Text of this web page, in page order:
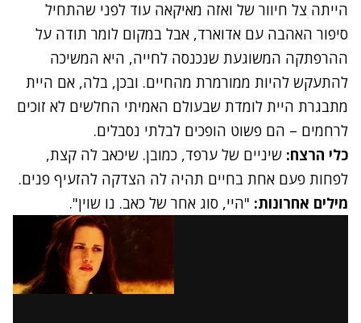
הייתה צל חיוור של ואזה מאיקאה עוד לפני שהתחיל
סיפור האהבה עם אדוארד, אבל במקום לומר תודה על
ההרפתקה המשוגעת שנכנסה לחייה, היא המשיכה
להתעקש להיות ממורמרת מהחיים. ובכן, בלה, אם היית
מתבגרת היית לומדת שבעולם האמיתי החלשים לא זוכים
לרחמים – הם פשוט הופכים לבלתי נסבלים.
כלי הרצח: שיניים של ערפד, כמובן. שיכאב לה קצת,
לפחות פעם אחת בחיים תהיה לה הצדקה להזעיף פנים.
מילים אחרונות: "היי, סוג אחר של כאב. נו שוין".